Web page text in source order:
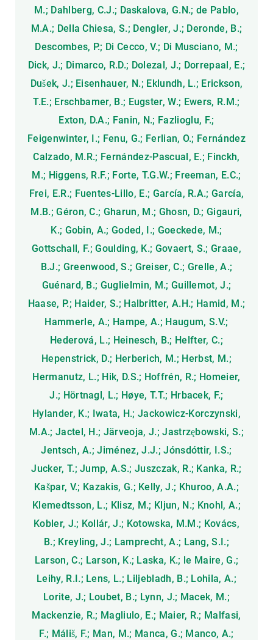
M.; Dahlberg, C.J.; Daskalova, G.N.; de Pablo,
M.A.; Della Chiesa, S.; Dengler, J.; Deronde, B.;
Descombes, P.; Di Cecco, V.; Di Musciano, M.;
Dick, J.; Dimarco, R.D.; Dolezal, J.; Dorrepaal, E.;
Dušek, J.; Eisenhauer, N.; Eklundh, L.; Erickson,
T.E.; Erschbamer, B.; Eugster, W.; Ewers, R.M.;
Exton, D.A.; Fanin, N.; Fazlioglu, F.;
Feigenwinter, I.; Fenu, G.; Ferlian, O.; Fernández
Calzado, M.R.; Fernández-Pascual, E.; Finckh,
M.; Higgens, R.F.; Forte, T.G.W.; Freeman, E.C.;
Frei, E.R.; Fuentes-Lillo, E.; García, R.A.; García,
M.B.; Géron, C.; Gharun, M.; Ghosn, D.; Gigauri,
K.; Gobin, A.; Goded, I.; Goeckede, M.;
Gottschall, F.; Goulding, K.; Govaert, S.; Graae,
B.J.; Greenwood, S.; Greiser, C.; Grelle, A.;
Guénard, B.; Guglielmin, M.; Guillemot, J.;
Haase, P.; Haider, S.; Halbritter, A.H.; Hamid, M.;
Hammerle, A.; Hampe, A.; Haugum, S.V.;
Hederová, L.; Heinesch, B.; Helfter, C.;
Hepenstrick, D.; Herberich, M.; Herbst, M.;
Hermanutz, L.; Hik, D.S.; Hoffrén, R.; Homeier,
J.; Hörtnagl, L.; Høye, T.T.; Hrbacek, F.;
Hylander, K.; Iwata, H.; Jackowicz-Korczynski,
M.A.; Jactel, H.; Järveoja, J.; Jastrzębowski, S.;
Jentsch, A.; Jiménez, J.J.; Jónsdóttir, I.S.;
Jucker, T.; Jump, A.S.; Juszczak, R.; Kanka, R.;
Kašpar, V.; Kazakis, G.; Kelly, J.; Khuroo, A.A.;
Klemedtsson, L.; Klisz, M.; Kljun, N.; Knohl, A.;
Kobler, J.; Kollár, J.; Kotowska, M.M.; Kovács,
B.; Kreyling, J.; Lamprecht, A.; Lang, S.I.;
Larson, C.; Larson, K.; Laska, K.; le Maire, G.;
Leihy, R.I.; Lens, L.; Liljebladh, B.; Lohila, A.;
Lorite, J.; Loubet, B.; Lynn, J.; Macek, M.;
Mackenzie, R.; Magliulo, E.; Maier, R.; Malfasi,
F.; Máliš, F.; Man, M.; Manca, G.; Manco, A.;